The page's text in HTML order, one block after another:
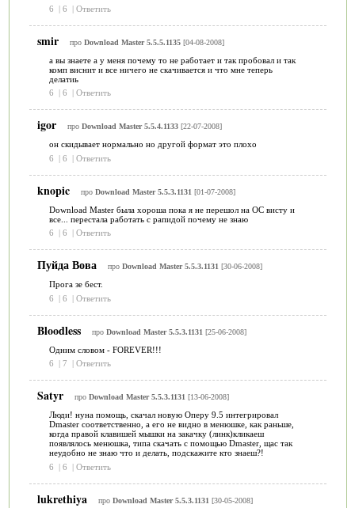
6
| 6 | Ответить
smir про Download Master 5.5.5.1135[04-08-2008]
а вы знаете а у меня почему то не работает и так пробовал и так
комп виснит и все ничего не скачивается и что мне теперь
делатиь
6
| 6 | Ответить
igor про Download Master 5.5.4.1133[22-07-2008]
он скидывает нормально но другой формат это плохо
6
| 6 | Ответить
knopic про Download Master 5.5.3.1131 [01-07-2008]
Download Master была хороша пока я не перешол на ОС висту и
все... перестала работать с рапидой почему не знаю
6
| 6 | Ответить
Пуйда Вова про Download Master 5.5.3.1131 [30-06-2008]
Прога зе бест.
6
| 6 | Ответить
Bloodless про Download Master 5.5.3.1131 [25-06-2008]
Одним словом - FOREVER!!!
6
| 7 | Ответить
Satyr про Download Master 5.5.3.1131 [13-06-2008]
Люди! нуна помощь, скачал новую Оперу 9.5 интегрировал
Dmaster соответственно, а его не видно в менюшке, как раньше,
когда правой клавишей мышки на закачку (линк)кликаеш
появлялось менюшка, типа скачать с помощью Dmaster, щас так
неудобно не знаю что и делать, подскажите кто знаеш?!
6
| 6 | Ответить
lukrethiya про Download Master 5.5.3.1131 [30-05-2008]